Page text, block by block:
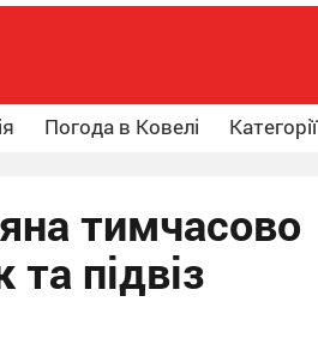
Погода в Ковелі Категорії
тимчасово
підвіз